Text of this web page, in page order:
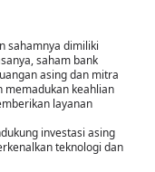
sahamnya dimiliki
saham bank
asing dan mitra
memadukan keahlian
layanan
investasi asing
teknologi dan